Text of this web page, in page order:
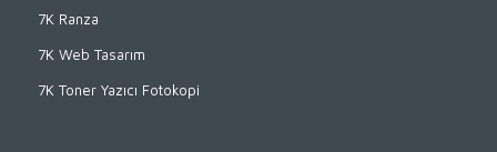
7K Ranza
7K Web Tasarım
7K Toner Yazıcı Fotokopi